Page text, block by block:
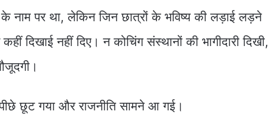
नाम पर था, लेकिन जिन छात्रों के भविष्य की लड़ाई लड़ने
दिखाई नहीं दिए। न कोचिंग संस्थानों की भागीदारी दिखी,
छूट गया और राजनीति सामने आ गई।